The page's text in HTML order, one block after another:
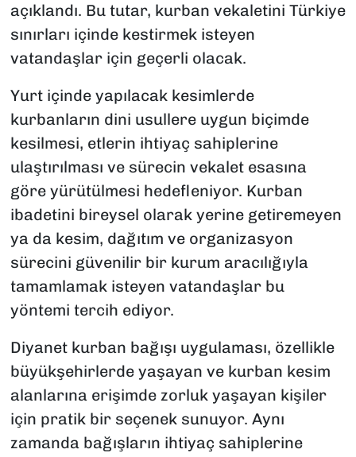
açıklandı. Bu tutar, kurban vekaletini Türkiye
sınırları içinde kestirmek isteyen
vatandaşlar için geçerli olacak.
Yurt içinde yapılacak kesimlerde
kurbanların dini usullere uygun biçimde
kesilmesi, etlerin ihtiyaç sahiplerine
ulaştırılması ve sürecin vekalet esasına
göre yürütülmesi hedefleniyor. Kurban
ibadetini bireysel olarak yerine getiremeyen
ya da kesim, dağıtım ve organizasyon
sürecini güvenilir bir kurum aracılığıyla
tamamlamak isteyen vatandaşlar bu
yöntemi tercih ediyor.
Diyanet kurban bağışı uygulaması, özellikle
büyükşehirlerde yaşayan ve kurban kesim
alanlarına erişimde zorluk yaşayan kişiler
için pratik bir seçenek sunuyor. Aynı
zamanda bağışların ihtiyaç sahiplerine